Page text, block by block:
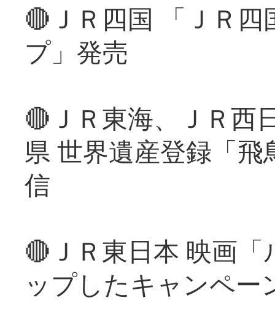
🔴ＪＲ四国 「ＪＲ
プ」発売
🔴ＪＲ東海、ＪＲ西
県 世界遺産登録「
信
🔴ＪＲ東日本 映画
ップしたキャンペー